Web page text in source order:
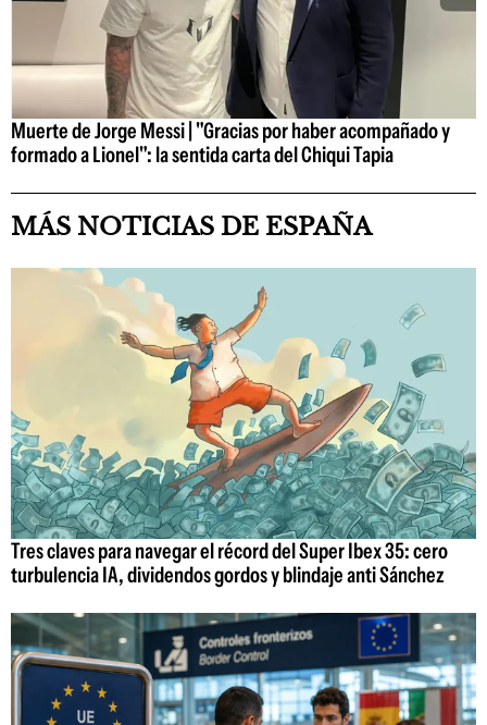
Muerte de Jorge Messi | "Gracias por haber acompañado y
formado a Lionel": la sentida carta del Chiqui Tapia
MÁS NOTICIAS DE ESPAÑA
Tres claves para navegar el récord del Super Ibex 35: cero
turbulencia IA, dividendos gordos y blindaje anti Sánchez